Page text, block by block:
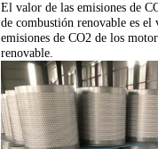
El valor de las emisiones de
de combustión renovable es el
emisiones de CO2 de los
renovable.